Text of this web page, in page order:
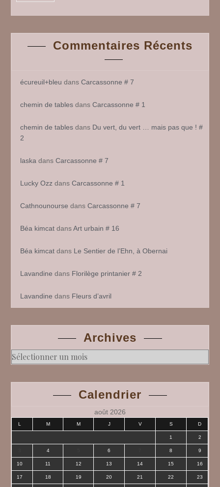
Commentaires Récents
écureuil+bleu dansCarcassonne # 7
chemin de tables dansCarcassonne # 1
chemin de tables dans Du vert, du vert … mais pas que ! #
2
laska dansCarcassonne # 7
Lucky Ozz dansCarcassonne # 1
Cathnounourse dansCarcassonne # 7
Béa kimcat dansArt urbain # 16
Béa kimcat dans Le Sentier de l’Ehn, à Obernai
Lavandine dans Florilège printanier # 2
Lavandine dans Fleurs d’avril
Archives
Archives
Calendrier
août 2026
L M M J V S D
1 2
4 6 8 9
10 11 12 13 14 15 16
17 18 19 20 21 22 23